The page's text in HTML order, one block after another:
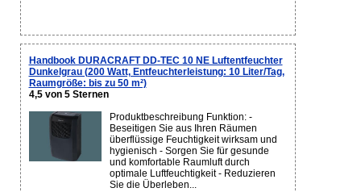
Handbook DURACRAFT DD-TEC 10 NE Luftentfeuchter
Dunkelgrau (200 Watt, Entfeuchterleistung: 10 Liter/Tag,
Raumgröße: bis zu 50 m²)
4,5 von 5 Sternen
Produktbeschreibung Funktion: -
Beseitigen Sie aus Ihren Räumen
überflüssige Feuchtigkeit wirksam und
hygienisch - Sorgen Sie für gesunde
und komfortable Raumluft durch
optimale Luftfeuchtigkeit - Reduzieren
Sie die Überleben...